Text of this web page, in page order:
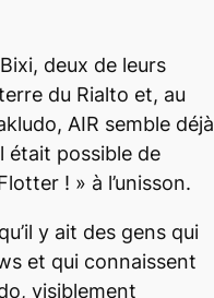
e
.
Bixi, deux de leurs
du Rialto et, au
AIR semble déjà
était possible de
! » à l’unisson.
y ait des gens qui
et qui connaissent
visiblement